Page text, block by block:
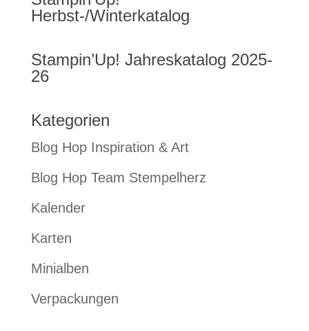
Herbst-/Winterkatalog
Stampin’Up! Jahreskatalog 2025-
26
Kategorien
Blog Hop Inspiration & Art
Blog Hop Team Stempelherz
Kalender
Karten
Minialben
Verpackungen